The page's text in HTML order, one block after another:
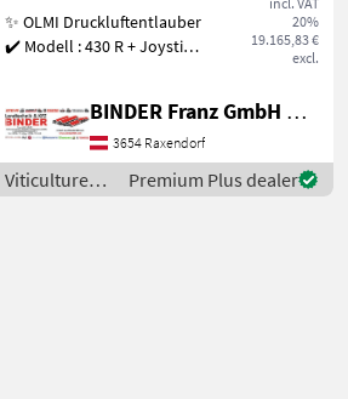
Joystick
20%
19.165,83 €
excl.
✨ OLMI Druckluftentlauber
✔️ Modell : 430 R + Joystik
✔️ Ausstellungsentlauber-
in Halle gelagert! ✔️
Heckanbau oder W
BINDER Franz GmbH & CoKG
3654 Raxendorf
Viticulture
equipment /
Premium Plus dealer